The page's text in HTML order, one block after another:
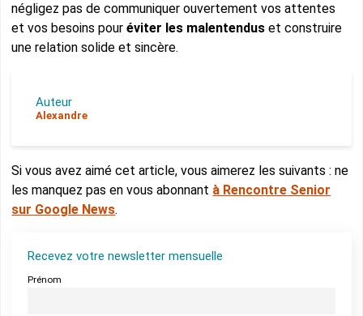
négligez pas de communiquer ouvertement vos attentes
et vos besoins pouréviter les malentendus et construire
une relation solide et sincère.
Auteur
Alexandre
Si vous avez aimé cet article, vous aimerez les suivants : ne
les manquez pas en vous abonnant à Rencontre Senior
sur Google News.
Recevez votre newsletter mensuelle
Prénom